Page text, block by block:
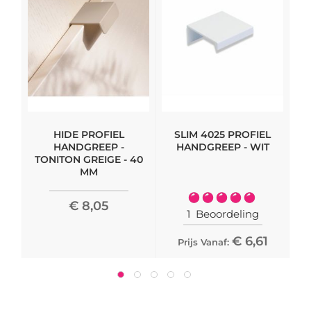
HIDE PROFIEL
HANDGREEP -
TONITON GREIGE - 40
MM
€ 8,05
SLIM 4025 PROFIEL
HANDGREEP - WIT
Waardering:
100%
1 Beoordeling
Prijs Vanaf: € 6,61